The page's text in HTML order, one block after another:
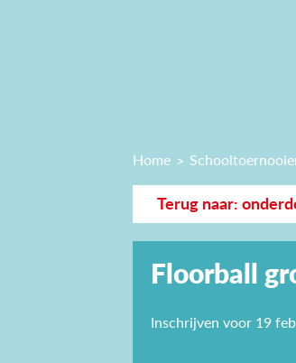
Home
Terug naar:
Floorball
Inschrijven voor 19